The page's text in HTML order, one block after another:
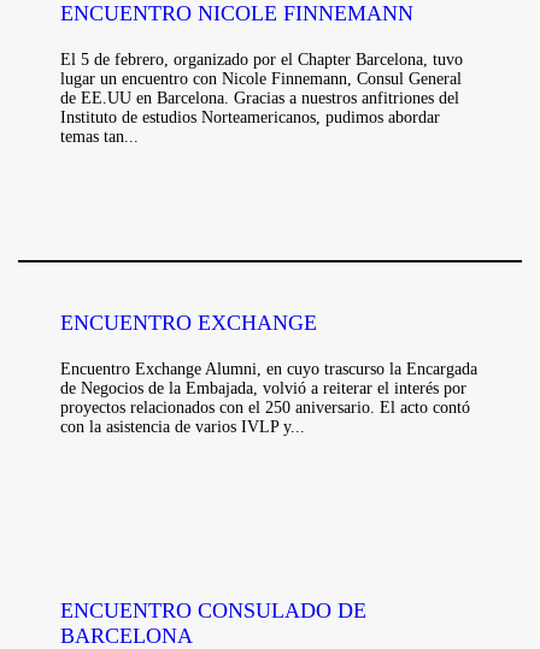
ENCUENTRO NICOLE FINNEMANN
El 5 de febrero, organizado por el Chapter Barcelona, tuvo
lugar un encuentro con Nicole Finnemann, Consul General
de EE.UU en Barcelona. Gracias a nuestros anfitriones del
Instituto de estudios Norteamericanos, pudimos abordar
temas tan...
ENCUENTRO EXCHANGE
Encuentro Exchange Alumni, en cuyo trascurso la Encargada
de Negocios de la Embajada, volvió a reiterar el interés por
proyectos relacionados con el 250 aniversario. El acto contó
con la asistencia de varios IVLP y...
ENCUENTRO CONSULADO DE
BARCELONA